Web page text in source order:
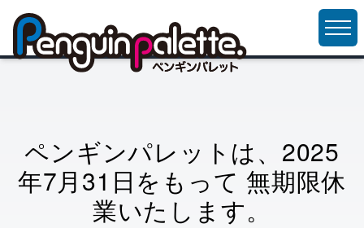
ペンギンパレットは、2025
年7月31日をもって 無期限休
業いたします。